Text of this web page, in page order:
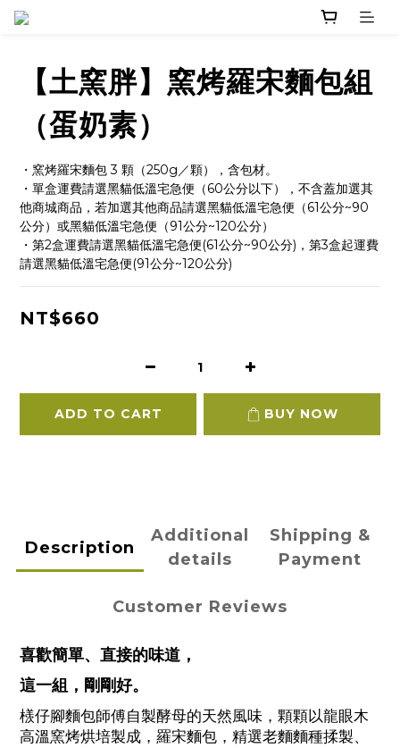
【土窯胖】窯烤羅宋麵包組
（蛋奶素）
・窯烤羅宋麵包 3 顆（250g／顆），含包材。
・單盒運費請選黑貓低溫宅急便（60公分以下），不含蓋加選其
他商城商品，若加選其他商品請選黑貓低溫宅急便（61公分~90
公分）或黑貓低溫宅急便（91公分~120公分）
・第2盒運費請選黑貓低溫宅急便(61公分~90公分)，第3盒起運費
請選黑貓低溫宅急便(91公分~120公分)
NT$660
ADD TO CART BUY NOW
Description
Additional
details
Shipping &
Payment
Customer Reviews
喜歡簡單、直接的味道，
這一組，剛剛好。
檨仔腳麵包師傅自製酵母的天然風味，顆顆以龍眼木
高溫窯烤烘培製成，羅宋麵包，精選老麵麵種揉製、